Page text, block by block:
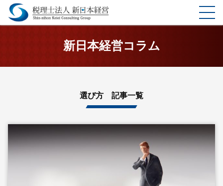
企業理念
新日本経営コラム
選び方 記事一覧